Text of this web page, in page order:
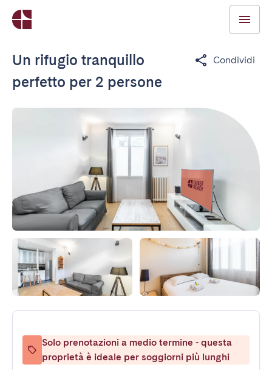
Un rifugio tranquillo
perfetto per 2 persone
Condividi
Solo prenotazioni a medio termine - questa
proprietà è ideale per soggiorni più lunghi